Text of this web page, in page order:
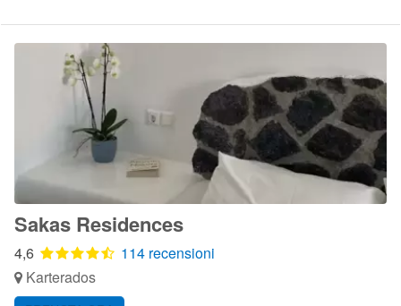
Sakas Residences
4,6
114 recensioni
Karterados